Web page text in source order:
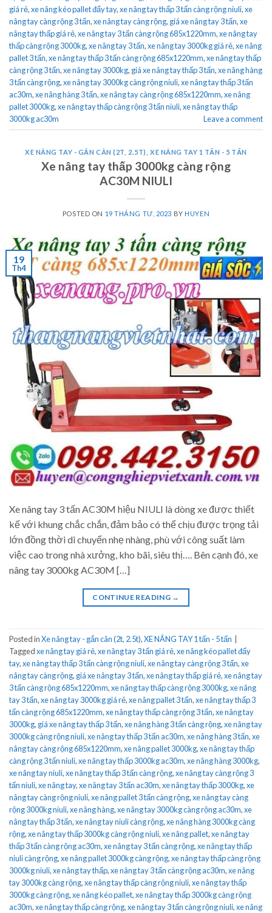
giá rẻ,xe nâng kéo pallet đẩy tay,xe nâng tay thấp 3 tấn càng rộng niuli,xe
nâng tay càng rộng 3 tấn,xe nâng tay càng rộng, giá xe nâng tay 3 tấn,xe
nâng tay thấp giá rẻ,xe nâng tay 3 tấn càng rộng 685x1220mm,xe nâng tay
thấp càng rộng 3000kg,xe nâng tay 3 tấn,xe nâng tay 3000kg giá rẻ,xe nâng
pallet 3 tấn,xe nâng tay thấp 3 tấn càng rộng 685x1220mm,xe nâng tay thấp
càng rộng 3 tấn,xe nâng tay 3000kg, giá xe nâng tay thấp 3 tấn,xe nâng hàng
3 tấn càng rộng,xe nâng tay 3000kg càng rộng niuli,xe nâng tay thấp 3 tấn
ac30m,xe nâng hàng 3 tấn,xe nâng tay càng rộng 685x1220mm,xe nâng
pallet 3000kg,xe nâng tay thấp càng rộng 3 tấn niuli,xe nâng tay thấp
3000kg ac30m
Leave a comment
XE NÂNG TAY - GẮN CÂN (2T, 2.5T) ,XE NÂNG TAY 1 TẤN - 5 TẤN
Xe nâng tay thấp 3000kg càng rộng
AC30M NIULI
POSTED ON 19 THÁNG TƯ, 2023 BYHUYEN
19
Th4
Xe nâng tay 3 tấn AC30M hiệu NIULI là dòng xe được thiết
kế với khung chắc chắn, đảm bảo có thể chịu được trọng tải
lớn đồng thời di chuyển nhẹ nhàng, phù với công suất làm
việc cao trong nhà xưởng, kho bãi, siêu thị…. Bên cạnh đó, xe
nâng tay 3000kg AC30M […]
CONTINUE READING →
Posted inXe nâng tay - gắn cân (2t, 2.5t),XE NÂNG TAY 1 tấn - 5 tấn
Taggedxe nâng tay giá rẻ,xe nâng tay 3 tấn giá rẻ,xe nâng kéo pallet đẩy
tay,xe nâng tay thấp 3 tấn càng rộng niuli,xe nâng tay càng rộng 3 tấn,xe
nâng tay càng rộng, giá xe nâng tay 3 tấn,xe nâng tay thấp giá rẻ,xe nâng tay
3 tấn càng rộng 685x1220mm,xe nâng tay thấp càng rộng 3000kg,xe nâng
tay 3 tấn,xe nâng tay 3000kg giá rẻ,xe nâng pallet 3 tấn,xe nâng tay thấp 3
tấn càng rộng 685x1220mm,xe nâng tay thấp càng rộng 3 tấn,xe nâng tay
3000kg, giá xe nâng tay thấp 3 tấn,xe nâng hàng 3 tấn càng rộng,xe nâng tay
3000kg càng rộng niuli,xe nâng tay thấp 3 tấn ac30m,xe nâng hàng 3 tấn,xe
nâng tay càng rộng 685x1220mm,xe nâng pallet 3000kg,xe nâng tay thấp
càng rộng 3 tấn niuli,xe nâng tay thấp 3000kg ac30m,xe nâng hàng 3000kg,
xe nâng tay niuli,xe nâng tay thấp 3 tấn càng rộng,xe nâng tay càng rộng 3
tấn niuli,xe nâng tay,xe nâng tay 3 tấn ac30m,xe nâng tay thấp 3000kg,xe
nâng tay càng rộng niuli,xe nâng pallet 3 tấn càng rộng,xe nâng tay càng
rộng 3000kg niuli,xe nâng hàng,xe nâng tay 3000kg càng rộng ac30m,xe
nâng tay thấp 3 tấn,xe nâng tay niuli càng rộng,xe nâng hàng 3000kg càng
rộng,xe nâng tay thấp 3000kg càng rộng niuli,xe nâng pallet,xe nâng tay
thấp 3 tấn càng rộng ac30m,xe nâng tay 3 tấn càng rộng,xe nâng tay thấp
niuli càng rộng,xe nâng pallet 3000kg càng rộng,xe nâng tay thấp càng rộng
3000kg niuli,xe nâng tay thấp,xe nâng tay 3 tấn càng rộng ac30m,xe nâng
tay 3000kg càng rộng,xe nâng tay thấp càng rộng niuli,xe nâng tay thấp
3000kg càng rộng,xe nâng kéo pallet,xe nâng tay thấp 3000kg càng rộng
ac30m,xe nâng tay thấp càng rộng,xe nâng tay 3 tấn càng rộng niuli,xe nâng